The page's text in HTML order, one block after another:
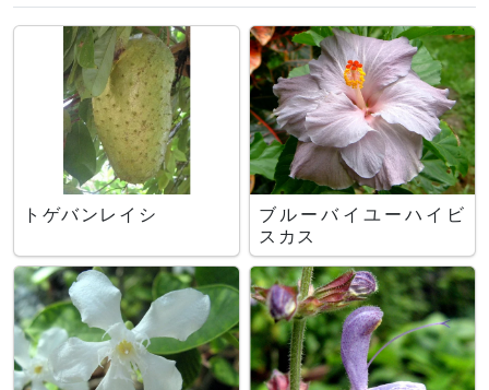
トゲバンレイシ
ブルーバイユーハイビ
スカス